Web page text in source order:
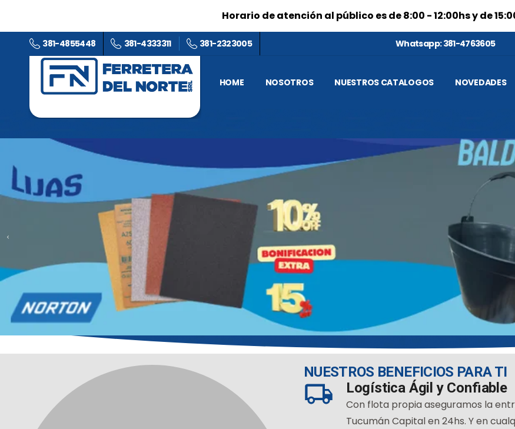
Horario de atención al público es de 8:00 - 12:00hs y de
381-4855448 381-4333311 381-2323005 Whatsapp: 381-4763605
HOME NOSOTROS NUESTROS CATALOGOS NOVEDADES
NUESTROS BENEFICIOS PARA TI
Logística Ágil y Confiable
Con flota propia aseguramos la
Tucumán Capital en 24hs. Y en